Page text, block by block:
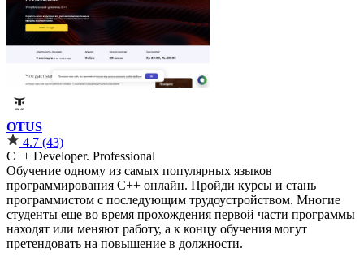
OTUS
4.7 (43)
C++ Developer. Professional
Обучение одному из самых популярных языков
программирования С++ онлайн. Пройди курсы и стань
программистом с последующим трудоустройством. Многие
студенты еще во время прохождения первой части программы
находят или меняют работу, а к концу обучения могут
претендовать на повышение в должности.